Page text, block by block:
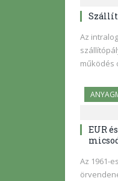
Az
működés
EUR
Az 1961-